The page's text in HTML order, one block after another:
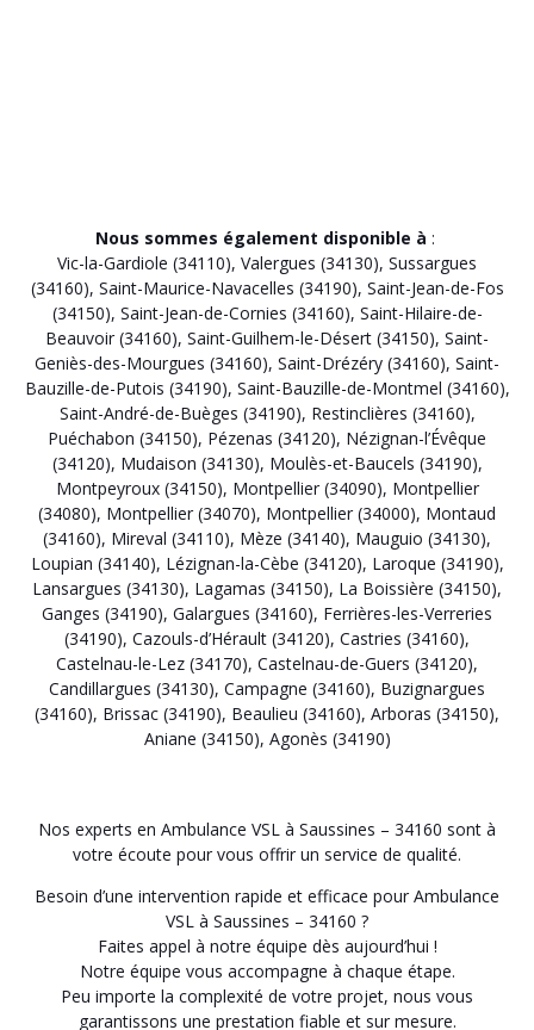
Nous sommes également disponible à :
Vic-la-Gardiole (34110), Valergues (34130), Sussargues
(34160), Saint-Maurice-Navacelles (34190), Saint-Jean-de-Fos
(34150), Saint-Jean-de-Cornies (34160), Saint-Hilaire-de-
Beauvoir (34160), Saint-Guilhem-le-Désert (34150), Saint-
Geniès-des-Mourgues (34160), Saint-Drézéry (34160), Saint-
Bauzille-de-Putois (34190), Saint-Bauzille-de-Montmel (34160),
Saint-André-de-Buèges (34190), Restinclières (34160),
Puéchabon (34150), Pézenas (34120), Nézignan-l’Évêque
(34120), Mudaison (34130), Moulès-et-Baucels (34190),
Montpeyroux (34150), Montpellier (34090), Montpellier
(34080), Montpellier (34070), Montpellier (34000), Montaud
(34160), Mireval (34110), Mèze (34140), Mauguio (34130),
Loupian (34140), Lézignan-la-Cèbe (34120), Laroque (34190),
Lansargues (34130), Lagamas (34150), La Boissière (34150),
Ganges (34190), Galargues (34160), Ferrières-les-Verreries
(34190), Cazouls-d’Hérault (34120), Castries (34160),
Castelnau-le-Lez (34170), Castelnau-de-Guers (34120),
Candillargues (34130), Campagne (34160), Buzignargues
(34160), Brissac (34190), Beaulieu (34160), Arboras (34150),
Aniane (34150), Agonès (34190)
Nos experts en Ambulance VSL à Saussines – 34160 sont à
votre écoute pour vous offrir un service de qualité.
Besoin d’une intervention rapide et efficace pour Ambulance
VSL à Saussines – 34160 ?
Faites appel à notre équipe dès aujourd’hui !
Notre équipe vous accompagne à chaque étape.
Peu importe la complexité de votre projet, nous vous
garantissons une prestation fiable et sur mesure.